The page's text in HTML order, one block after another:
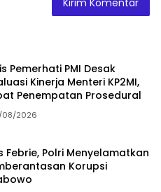
Pemerhati PMI Desak
Kinerja Menteri KP2MI,
Penempatan Prosedural
2026
Febrie, Polri Menyelamatkan
Korupsi